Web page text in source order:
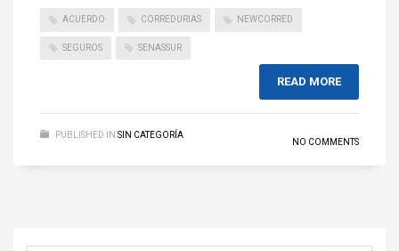
ACUERDO CORREDURIAS NEWCORRED
SEGUROS SENASSUR
READ MORE
PUBLISHED IN SIN CATEGORÍA
NO COMMENTS